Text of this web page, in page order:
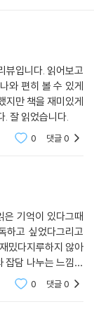
뷰입니다. 읽어보고
와 편히 볼 수 있게
지만 책을 재미있게
. 잘 읽었습니다.
0 댓글0
기억이 있다그때
하고 싶었다그리고
밌다지루하지 않아
잡담 나누는 느낌이
보고 다시 읽어보
0 댓글0